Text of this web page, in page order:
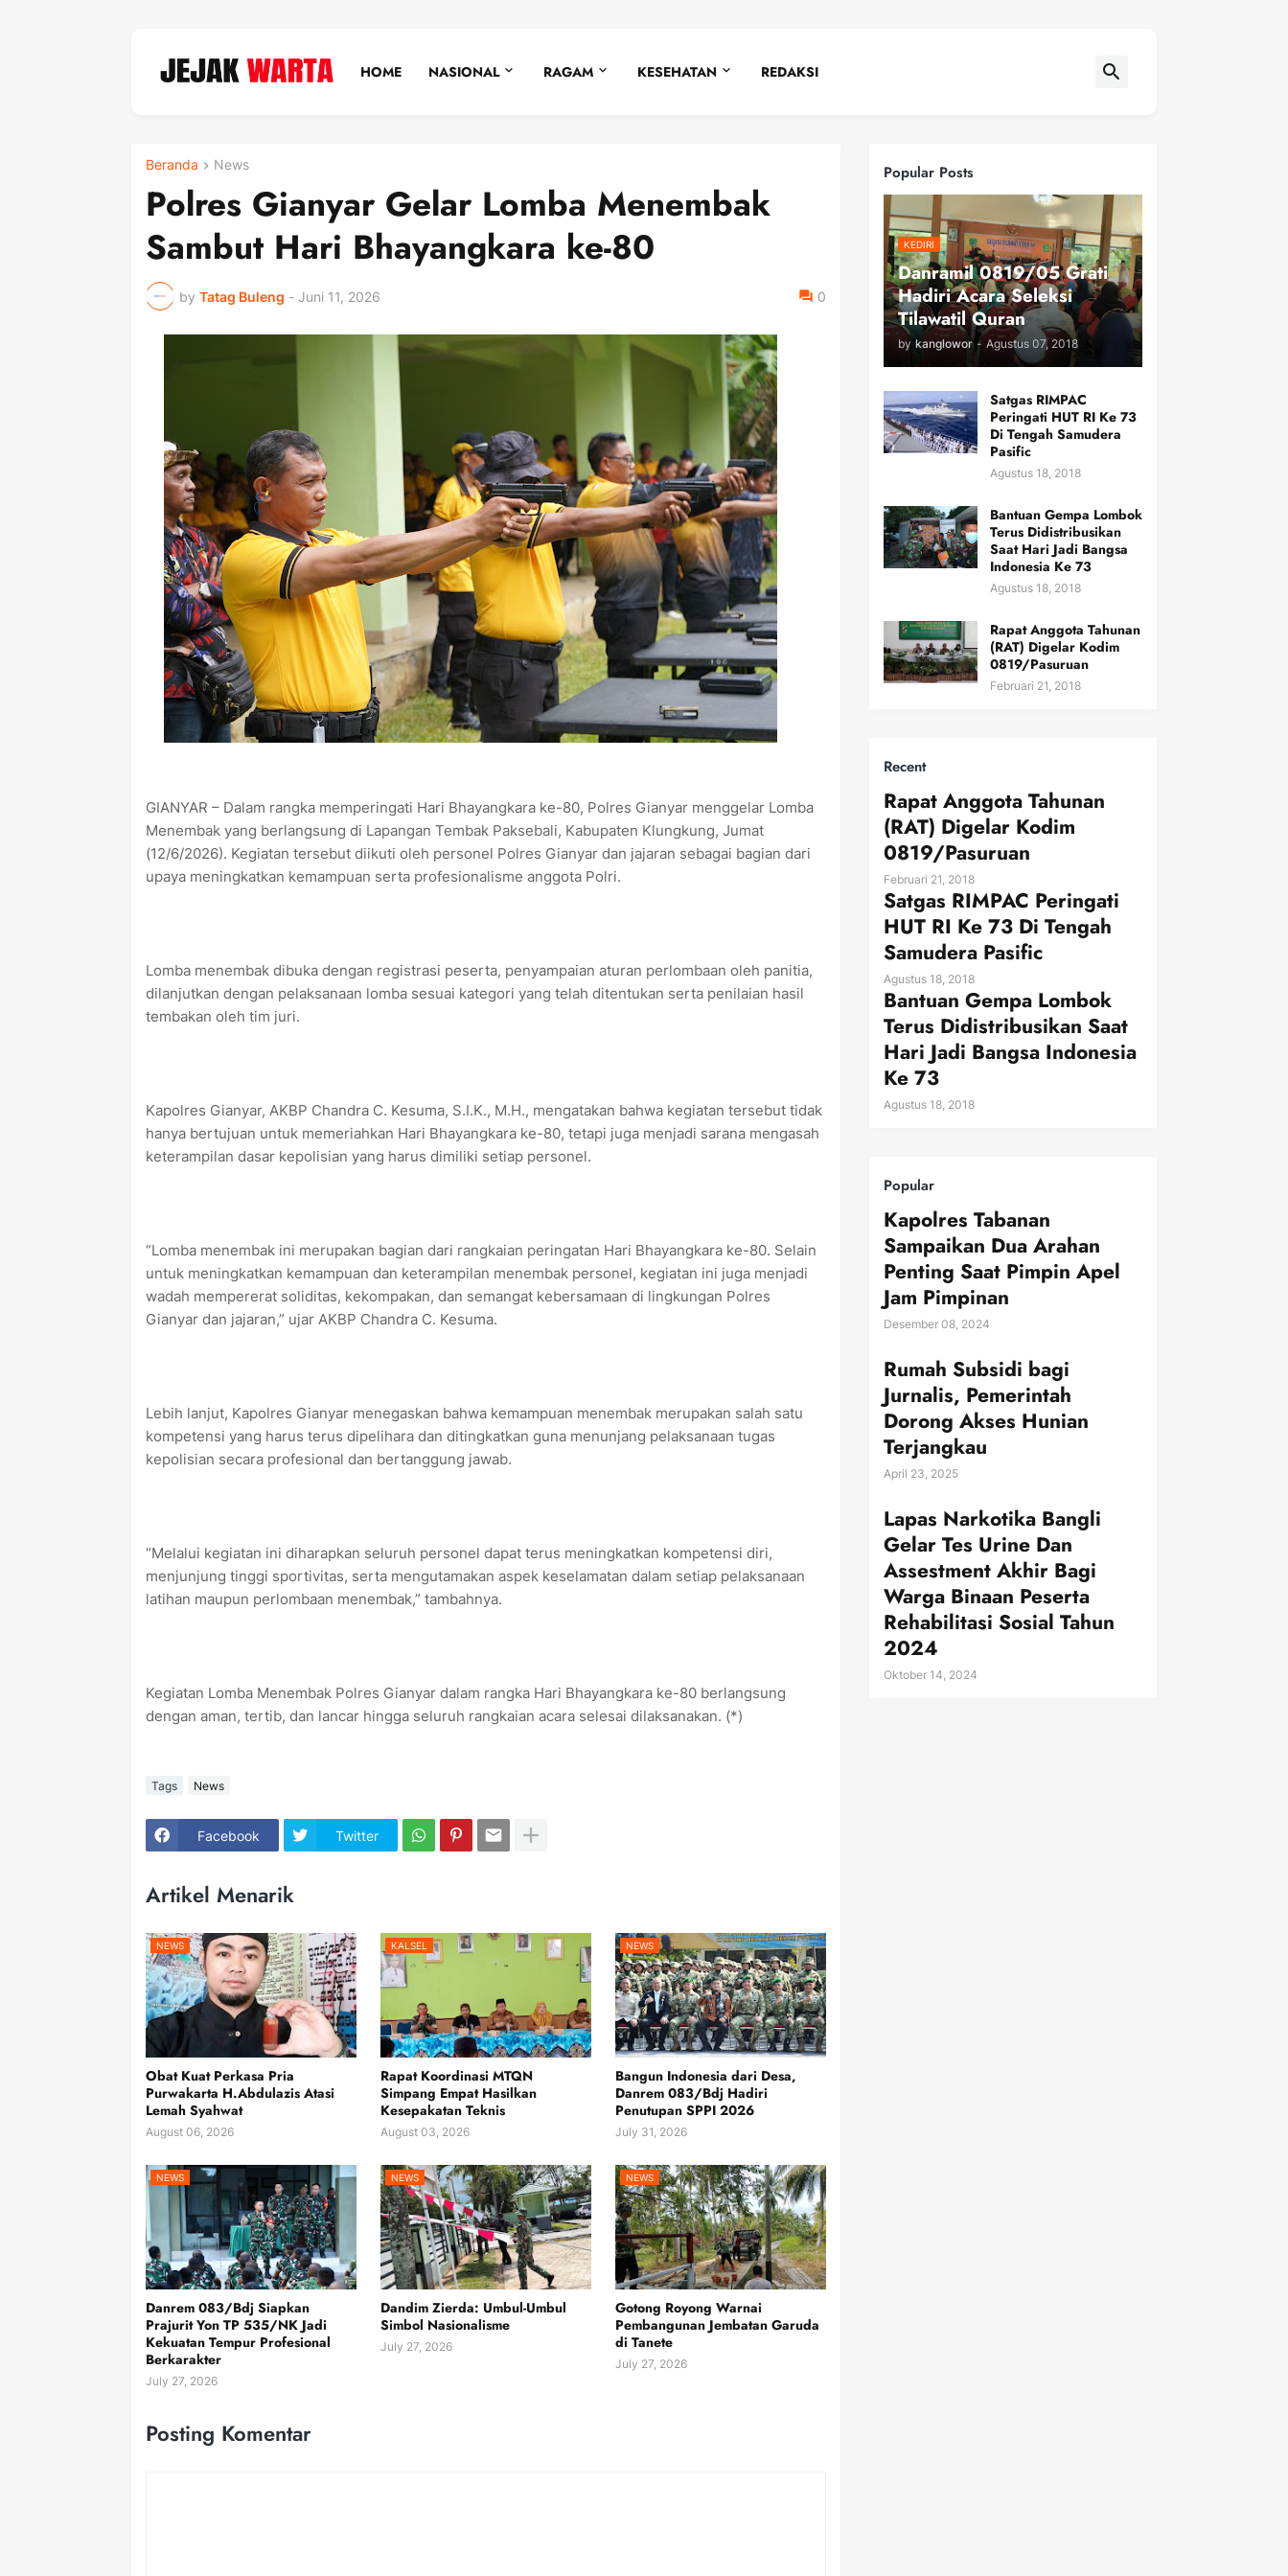
HOME NASIONAL RAGAM KESEHATAN REDAKSI
Beranda News
Polres Gianyar Gelar Lomba Menembak
Sambut Hari Bhayangkara ke-80
by Tatag Buleng - Juni 11, 2026 0
GIANYAR – Dalam rangka memperingati Hari Bhayangkara ke-80, Polres Gianyar menggelar Lomba
Menembak yang berlangsung di Lapangan Tembak Paksebali, Kabupaten Klungkung, Jumat
(12/6/2026). Kegiatan tersebut diikuti oleh personel Polres Gianyar dan jajaran sebagai bagian dari
upaya meningkatkan kemampuan serta profesionalisme anggota Polri.
Lomba menembak dibuka dengan registrasi peserta, penyampaian aturan perlombaan oleh panitia,
dilanjutkan dengan pelaksanaan lomba sesuai kategori yang telah ditentukan serta penilaian hasil
tembakan oleh tim juri.
Kapolres Gianyar, AKBP Chandra C. Kesuma, S.I.K., M.H., mengatakan bahwa kegiatan tersebut tidak
hanya bertujuan untuk memeriahkan Hari Bhayangkara ke-80, tetapi juga menjadi sarana mengasah
keterampilan dasar kepolisian yang harus dimiliki setiap personel.
“Lomba menembak ini merupakan bagian dari rangkaian peringatan Hari Bhayangkara ke-80. Selain
untuk meningkatkan kemampuan dan keterampilan menembak personel, kegiatan ini juga menjadi
wadah mempererat soliditas, kekompakan, dan semangat kebersamaan di lingkungan Polres
Gianyar dan jajaran,” ujar AKBP Chandra C. Kesuma.
Lebih lanjut, Kapolres Gianyar menegaskan bahwa kemampuan menembak merupakan salah satu
kompetensi yang harus terus dipelihara dan ditingkatkan guna menunjang pelaksanaan tugas
kepolisian secara profesional dan bertanggung jawab.
“Melalui kegiatan ini diharapkan seluruh personel dapat terus meningkatkan kompetensi diri,
menjunjung tinggi sportivitas, serta mengutamakan aspek keselamatan dalam setiap pelaksanaan
latihan maupun perlombaan menembak,” tambahnya.
Kegiatan Lomba Menembak Polres Gianyar dalam rangka Hari Bhayangkara ke-80 berlangsung
dengan aman, tertib, dan lancar hingga seluruh rangkaian acara selesai dilaksanakan. (*)
Tags News
Facebook Twitter
Artikel Menarik
NEWS
Obat Kuat Perkasa Pria
Purwakarta H.Abdulazis Atasi
Lemah Syahwat
August 06, 2026
KALSEL
Rapat Koordinasi MTQN
Simpang Empat Hasilkan
Kesepakatan Teknis
August 03, 2026
NEWS
Bangun Indonesia dari Desa,
Danrem 083/Bdj Hadiri
Penutupan SPPI 2026
July 31, 2026
NEWS
Danrem 083/Bdj Siapkan
Prajurit Yon TP 535/NK Jadi
Kekuatan Tempur Profesional
Berkarakter
July 27, 2026
NEWS
Dandim Zierda: Umbul-Umbul
Simbol Nasionalisme
July 27, 2026
NEWS
Gotong Royong Warnai
Pembangunan Jembatan Garuda
di Tanete
July 27, 2026
Posting Komentar
Popular Posts
KEDIRI
Danramil 0819/05 Grati
Hadiri Acara Seleksi
Tilawatil Quran
by kanglowor - Agustus 07, 2018
Satgas RIMPAC
Peringati HUT RI Ke 73
Di Tengah Samudera
Pasific
Agustus 18, 2018
Bantuan Gempa Lombok
Terus Didistribusikan
Saat Hari Jadi Bangsa
Indonesia Ke 73
Agustus 18, 2018
Rapat Anggota Tahunan
(RAT) Digelar Kodim
0819/Pasuruan
Februari 21, 2018
Recent
Rapat Anggota Tahunan
(RAT) Digelar Kodim
0819/Pasuruan
Februari 21, 2018
Satgas RIMPAC Peringati
HUT RI Ke 73 Di Tengah
Samudera Pasific
Agustus 18, 2018
Bantuan Gempa Lombok
Terus Didistribusikan Saat
Hari Jadi Bangsa Indonesia
Ke 73
Agustus 18, 2018
Popular
Kapolres Tabanan
Sampaikan Dua Arahan
Penting Saat Pimpin Apel
Jam Pimpinan
Desember 08, 2024
Rumah Subsidi bagi
Jurnalis, Pemerintah
Dorong Akses Hunian
Terjangkau
April 23, 2025
Lapas Narkotika Bangli
Gelar Tes Urine Dan
Assestment Akhir Bagi
Warga Binaan Peserta
Rehabilitasi Sosial Tahun
2024
Oktober 14, 2024